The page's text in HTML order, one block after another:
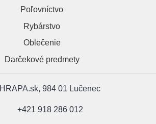
Poľovníctvo
Rybárstvo
Oblečenie
Darčekové predmety
HRAPA.sk, 984 01 Lučenec
+421 918 286 012